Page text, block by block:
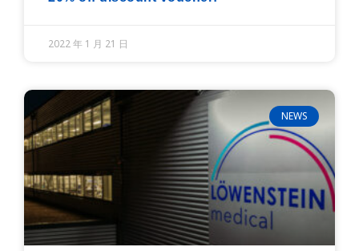
2022 年 1 月 21 日
NEWS